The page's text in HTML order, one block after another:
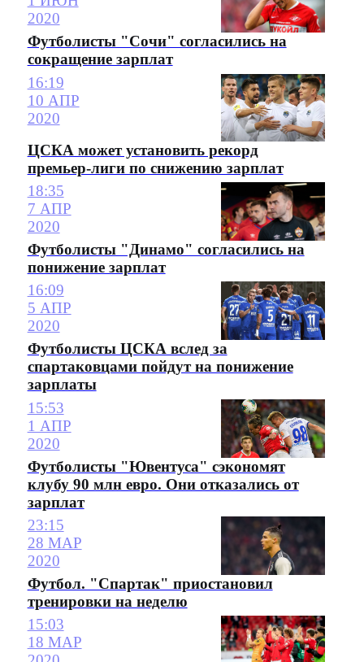
2020
Футболисты "Сочи" согласились на
сокращение зарплат
16:19
10 АПР
2020
ЦСКА может установить рекорд
премьер-лиги по снижению зарплат
18:35
7 АПР
2020
Футболисты "Динамо" согласились на
понижение зарплат
16:09
5 АПР
2020
Футболисты ЦСКА вслед за
спартаковцами пойдут на понижение
зарплаты
15:53
1 АПР
2020
Футболисты "Ювентуса" сэкономят
клубу 90 млн евро. Они отказались от
зарплат
23:15
28 МАР
2020
Футбол. "Спартак" приостановил
тренировки на неделю
15:03
18 МАР